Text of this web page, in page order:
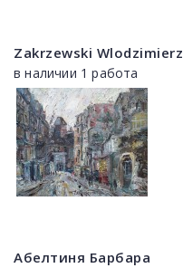
Zakrzewski Wlodzimierz
в наличии 1 работа
Абелтиня Барбара